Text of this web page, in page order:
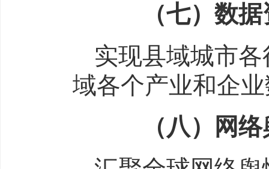
（七） 数据
实现县域城市
域各个产业和企
（八）网